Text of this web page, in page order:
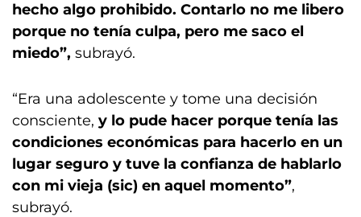
hecho algo prohibido. Contarlo no me libero
porque no tenía culpa, pero me saco el
miedo”, subrayó.
“Era una adolescente y tome una decisión
consciente, y lo pude hacer porque tenía las
condiciones económicas para hacerlo en un
lugar seguro y tuve la confianza de hablarlo
con mi vieja (sic) en aquel momento”,
subrayó.